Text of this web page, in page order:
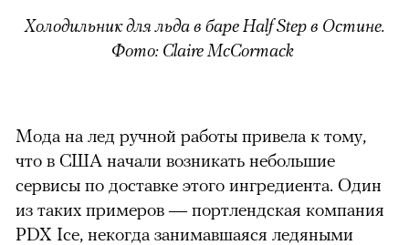
Холодильник для льда в баре Half Step в Остине.
Фото: Claire McCormack
Мода на лед ручной работы привела к тому,
что в США начали возникать небольшие
сервисы по доставке этого ингредиента. Один
из таких примеров — портлендская компания
PDX Ice, некогда занимавшаяся ледяными